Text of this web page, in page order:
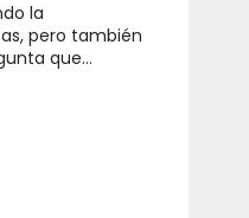
la
pero también
que…